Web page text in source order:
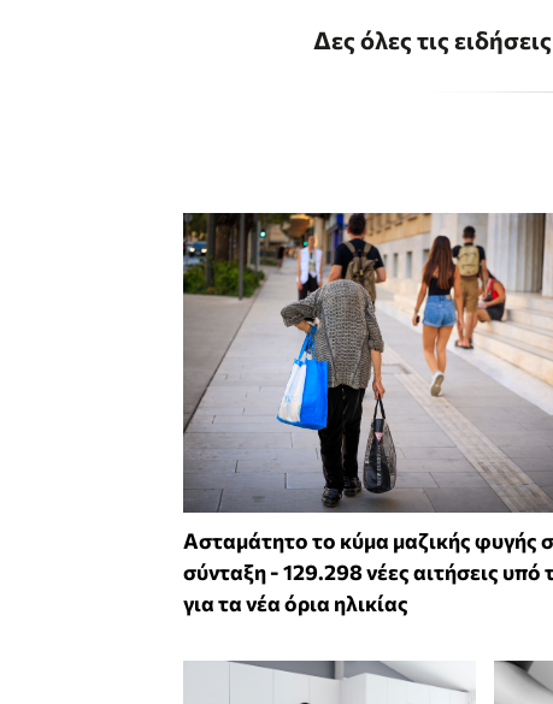
Δες όλες τις
Ασταμάτητο το κύμα μαζικής φυγής
σύνταξη - 129.298 νέες αιτήσεις
για τα νέα όρια ηλικίας